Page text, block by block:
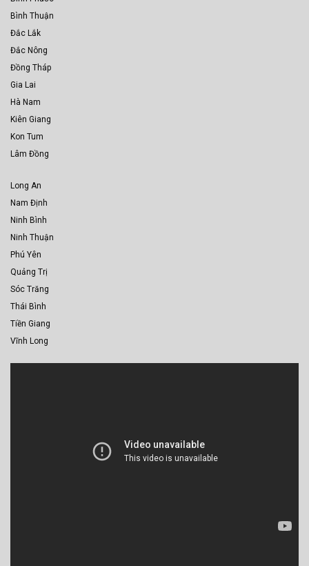
Bình Thuận
Đắc Lắk
Đắc Nông
Đồng Tháp
Gia Lai
Hà Nam
Kiên Giang
Kon Tum
Lâm Đồng
Long An
Nam Định
Ninh Bình
Ninh Thuận
Phú Yên
Quảng Trị
Sóc Trăng
Thái Bình
Tiền Giang
Vĩnh Long